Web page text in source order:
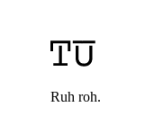
Ruh roh.